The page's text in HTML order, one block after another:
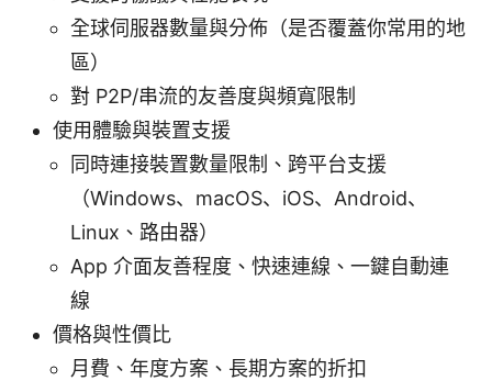
全球伺服器數量與分佈（是否覆蓋你常用的地
區）
對 P2P/串流的友善度與頻寬限制
使用體驗與裝置支援
同時連接裝置數量限制、跨平台支援
（Windows、macOS、iOS、Android、
Linux、路由器）
App 介面友善程度、快速連線、一鍵自動連
線
價格與性價比
月費、年度方案、長期方案的折扣